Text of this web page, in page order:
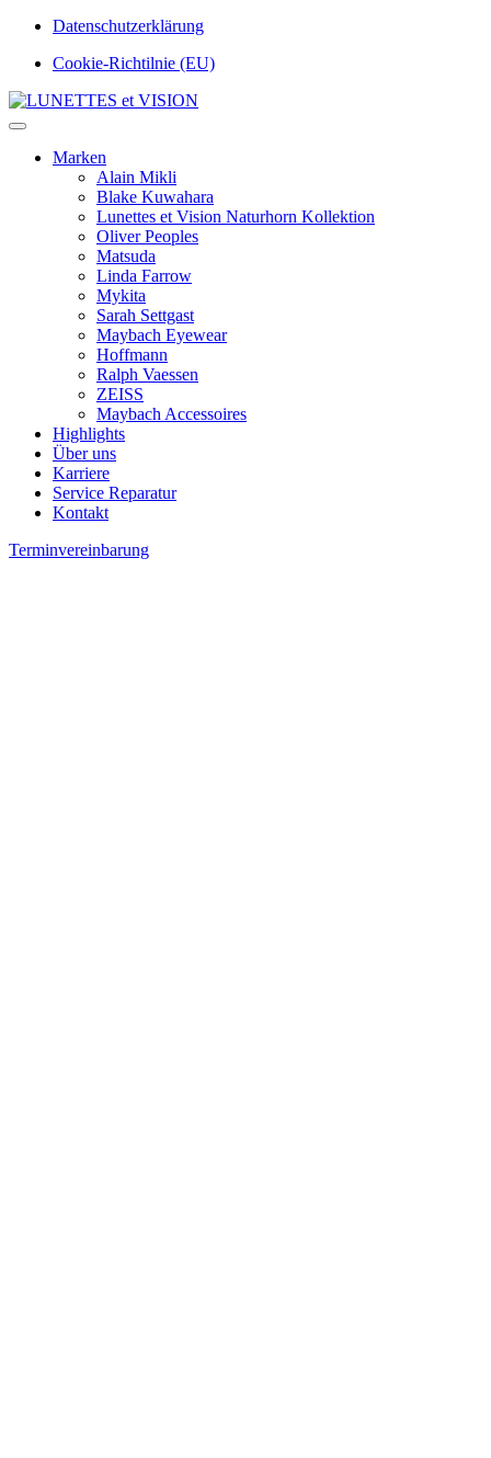
Datenschutzerklärung
Cookie-Richtilnie (EU)
Marken
Alain Mikli
Blake Kuwahara
Lunettes et Vision Naturhorn Kollektion
Oliver Peoples
Matsuda
Linda Farrow
Mykita
Sarah Settgast
Maybach Eyewear
Hoffmann
Ralph Vaessen
ZEISS
Maybach Accessoires
Highlights
Über uns
Karriere
Service Reparatur
Kontakt
Terminvereinbarung